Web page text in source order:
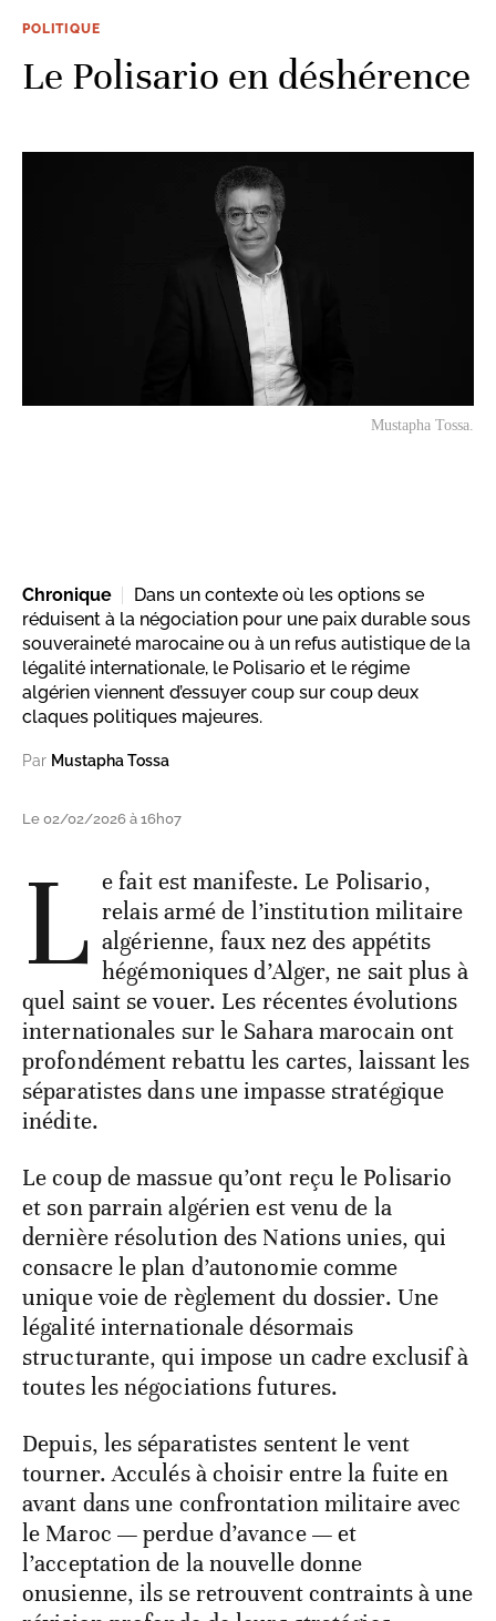
POLITIQUE
Le Polisario en déshérence
Mustapha Tossa.
Chronique
Dans un contexte où les options se
réduisent à la négociation pour une paix durable sous
souveraineté marocaine ou à un refus autistique de la
légalité internationale, le Polisario et le régime
algérien viennent d’essuyer coup sur coup deux
claques politiques majeures.
Par Mustapha Tossa
Le 02/02/2026 à 16h07
L e fait est manifeste. Le Polisario,
relais armé de l’institution militaire
algérienne, faux nez des appétits
hégémoniques d’Alger, ne sait plus à
quel saint se vouer. Les récentes évolutions
internationales sur le Sahara marocain ont
profondément rebattu les cartes, laissant les
séparatistes dans une impasse stratégique
inédite.
Le coup de massue qu’ont reçu le Polisario
et son parrain algérien est venu de la
dernière résolution des Nations unies, qui
consacre le plan d’autonomie comme
unique voie de règlement du dossier. Une
légalité internationale désormais
structurante, qui impose un cadre exclusif à
toutes les négociations futures.
Depuis, les séparatistes sentent le vent
tourner. Acculés à choisir entre la fuite en
avant dans une confrontation militaire avec
le Maroc — perdue d’avance — et
l’acceptation de la nouvelle donne
onusienne, ils se retrouvent contraints à une